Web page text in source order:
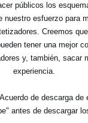
públicos los
nuestro esfuerzo para
Creemos
tener una mejor
y, también, sacar
experiencia.
de descarga de
antes de descargar